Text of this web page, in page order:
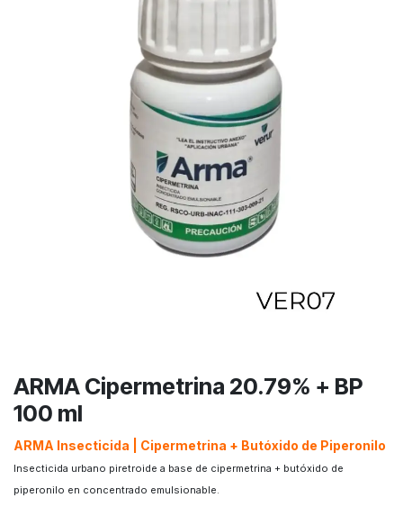
ARMA Cipermetrina 20.79% + BP
100 ml
ARMA Insecticida | Cipermetrina + Butóxido de Piperonilo
Insecticida urbano piretroide a base de cipermetrina + butóxido de
piperonilo en concentrado emulsionable.